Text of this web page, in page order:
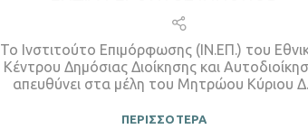
Το Ινστιτούτο Επιμόρφωσης (ΙΝ.ΕΠ.) του
Κέντρου Δημόσιας Διοίκησης και
απευθύνει στα μέλη του Μητρώου Κύριου Δ...
ΠΕΡΙΣΣΟΤΕΡΑ